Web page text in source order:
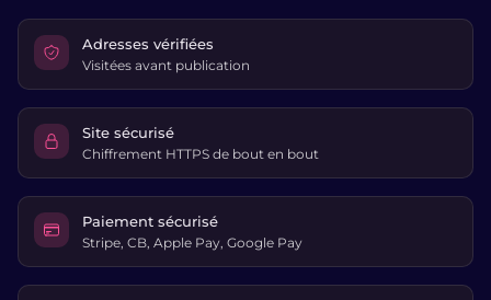
Adresses vérifiées
Visitées avant publication
Site sécurisé
Chiffrement HTTPS de bout en bout
Paiement sécurisé
Stripe, CB, Apple Pay, Google Pay